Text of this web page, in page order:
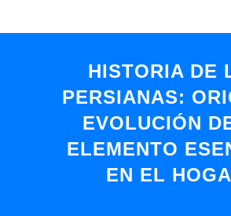
HISTORIA DE
PERSIANAS:
EVOLUCIÓN
ELEMENTO
EN EL